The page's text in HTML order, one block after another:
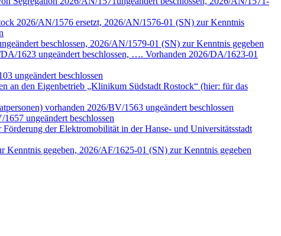
2026/AN/1576 ersetzt, 2026/AN/1576-01 (SN) zur Kenntnis
beschlossen, 2026/AN/1579-01 (SN) zur Kenntnis gegeben
1623 ungeändert beschlossen, …. Vorhanden 2026/DA/1623-01
ungeändert beschlossen
an den Eigenbetrieb „Klinikum Südstadt Rostock“ (hier: für das
vorhanden 2026/BV/1563 ungeändert beschlossen
ungeändert beschlossen
der Elektromobilität in der Hanse- und Universitätsstadt
gegeben, 2026/AF/1625-01 (SN) zur Kenntnis gegeben